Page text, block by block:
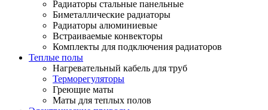
Радиаторы стальные панельные
Биметаллические радиаторы
Радиаторы алюминиевые
Встраиваемые конвекторы
Комплекты для подключения радиаторов
Теплые полы
Нагревательный кабель для труб
Терморегуляторы
Греющие маты
Маты для теплых полов